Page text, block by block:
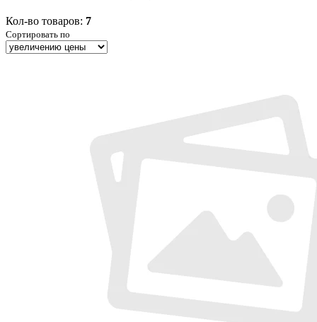
Кол-во товаров: 7
Сортировать по